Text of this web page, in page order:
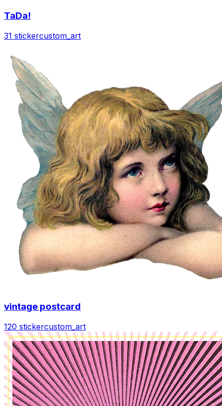
TaDa!
31 stickercustom_art
vintage postcard
120 stickercustom_art